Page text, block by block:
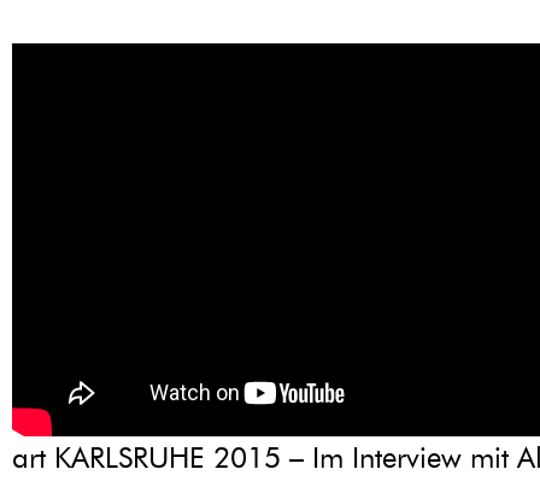
art KARLSRUHE 2015 – Im Interview mit